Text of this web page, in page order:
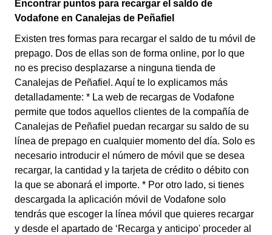
Encontrar puntos para recargar el saldo de
Vodafone en Canalejas de Peñafiel
Existen tres formas para recargar el saldo de tu móvil de
prepago. Dos de ellas son de forma online, por lo que
no es preciso desplazarse a ninguna tienda de
Canalejas de Peñafiel. Aquí te lo explicamos más
detalladamente: * La web de recargas de Vodafone
permite que todos aquellos clientes de la compañía de
Canalejas de Peñafiel puedan recargar su saldo de su
línea de prepago en cualquier momento del día. Solo es
necesario introducir el número de móvil que se desea
recargar, la cantidad y la tarjeta de crédito o débito con
la que se abonará el importe. * Por otro lado, si tienes
descargada la aplicación móvil de Vodafone solo
tendrás que escoger la línea móvil que quieres recargar
y desde el apartado de ‘Recarga y anticipo' proceder al